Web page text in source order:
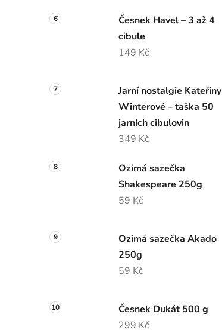
Česnek Havel – 3 až 4
cibule
149 Kč
Jarní nostalgie Kateřiny
Winterové – taška 50
jarních cibulovin
349 Kč
Ozimá sazečka
Shakespeare 250g
59 Kč
Ozimá sazečka Akado
250g
59 Kč
Česnek Dukát 500 g
299 Kč